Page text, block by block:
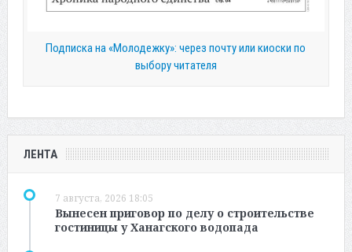
Подписка на «Молодежку»: через почту или киоски по
выбору читателя
ЛЕНТА
7 августа, 2026 18:05
Вынесен приговор по делу о строительстве
гостиницы у Ханагского водопада